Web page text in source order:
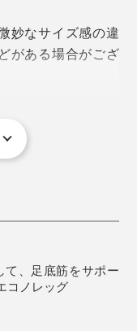
妙なサイズ感の違
がある場合がござ
していただくとな
の角質が固くなっ
すのでご注意くだ
て、足底筋をサポー
コノレッグ